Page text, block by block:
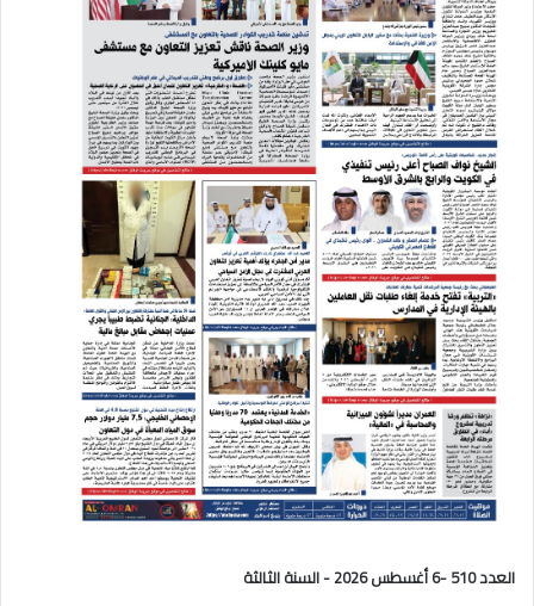
العدد 510 -6 أغسطس 2026 - السنة الثالثة